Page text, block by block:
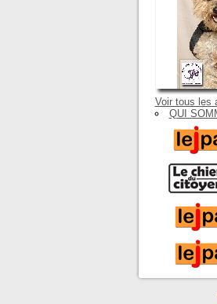
Voir tous les
QUI